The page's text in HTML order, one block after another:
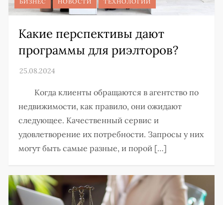
Какие перспективы дают
программы для риэлторов?
Когда клиенты обращаются в агентство по
недвижимости, как правило, они ожидают
следующее. Качественный сервис и
удовлетворение их потребности. Запросы у них
могут быть самые разные, и порой […]